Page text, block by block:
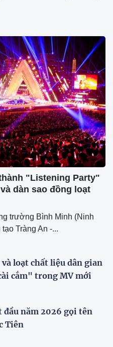
"Listening Party"
dàn sao đồng loạt
trường Bình Minh (Ninh
Tràng An -...
loạt chất liệu dân gian
cắm" trong MV mới
đầu năm 2026 gọi tên
Tiên